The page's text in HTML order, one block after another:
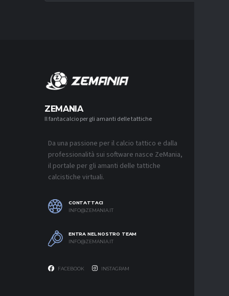
ZEMANIA
Il fantacalcio per gli amanti delle tattiche
Da una passione per il calcio tattico e dalla
professionalità sui software nasce ZeMania,
il portale per gli amanti delle tattiche
calcistiche virtuali.
CONTATTACI
INFO@ZEMANIA.IT
ENTRA NEL NOSTRO TEAM
INFO@ZEMANIA.IT
FACEBOOK INSTAGRAM